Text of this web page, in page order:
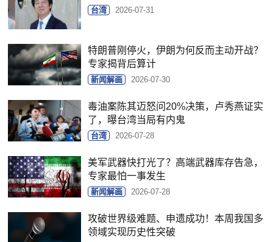
台湾 2026-07-31
特朗普刚停火，伊朗为何反而主动开战？
专家揭背后算计
新闻解画 2026-07-30
毒油案陈其迈怒问20%决策，卢秀燕证实
了，曝台湾当局有内鬼
台湾 2026-07-28
美军武器快打光了？高端武器库存告急，
专家最怕一事发生
新闻解画 2026-07-28
攻破世界级难题、申遗成功！本周我国多
领域实现历史性突破